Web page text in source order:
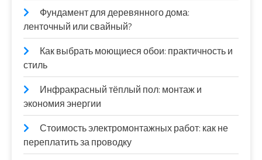
Фундамент для деревянного дома:
ленточный или свайный?
Как выбрать моющиеся обои: практичность и
стиль
Инфракрасный тёплый пол: монтаж и
экономия энергии
Стоимость электромонтажных работ: как не
переплатить за проводку